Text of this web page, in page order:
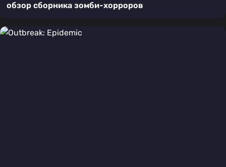
обзор сборника зомби-хорроров